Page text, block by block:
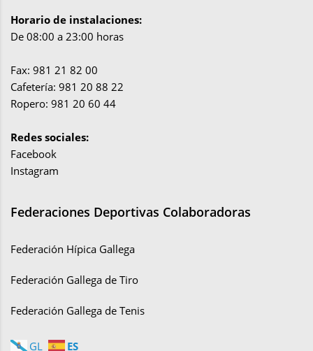
Horario de instalaciones:
De 08:00 a 23:00 horas
Fax: 981 21 82 00
Cafetería: 981 20 88 22
Ropero: 981 20 60 44
Redes sociales:
Facebook
Instagram
Federaciones Deportivas Colaboradoras
Federación Hípica Gallega
Federación Gallega de Tiro
Federación Gallega de Tenis
GL ES